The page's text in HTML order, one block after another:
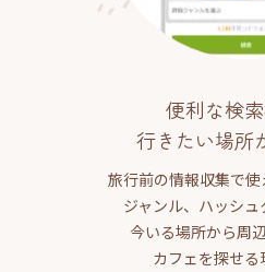
便利な検
行きたい場所
旅行前の情報収集で使
ジャンル、ハッシュ
今いる場所から周
カフェを探せる